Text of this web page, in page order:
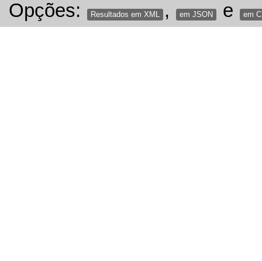
Opções: Resultados em XML , em JSON e em